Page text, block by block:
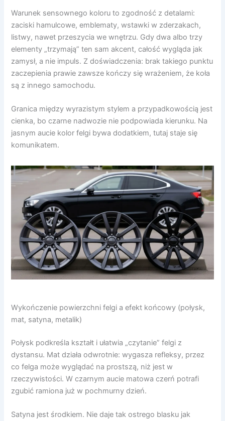
Warunek sensownego koloru to zgodność z detalami:
zaciski hamulcowe, emblematy, wstawki w zderzakach,
listwy, nawet przeszycia we wnętrzu. Gdy dwa albo trzy
elementy „trzymają” ten sam akcent, całość wygląda jak
zamysł, a nie impuls. Z doświadczenia: brak takiego punktu
zaczepienia prawie zawsze kończy się wrażeniem, że koła
są z innego samochodu.
Granica między wyrazistym stylem a przypadkowością jest
cienka, bo czarne nadwozie nie podpowiada kierunku. Na
jasnym aucie kolor felgi bywa dodatkiem, tutaj staje się
komunikatem.
Wykończenie powierzchni felgi a efekt końcowy (połysk,
mat, satyna, metalik)
Połysk podkreśla kształt i ułatwia „czytanie” felgi z
dystansu. Mat działa odwrotnie: wygasza refleksy, przez
co felga może wyglądać na prostszą, niż jest w
rzeczywistości. W czarnym aucie matowa czerń potrafi
zgubić ramiona już w pochmurny dzień.
Satyna jest środkiem. Nie daje tak ostrego blasku jak